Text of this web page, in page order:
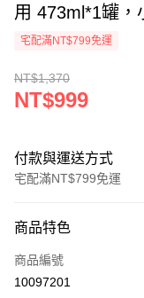
用 473ml*1罐，
出貨)，犬用，
怪嚴選新手爸媽
寶貝的那一種!
宅配滿NT$799免運
NT$1,370
NT$999
付款與運送方式
宅配滿NT$799免運
信用卡一次付款
Apple Pay
商品特色
商品編號
10097201